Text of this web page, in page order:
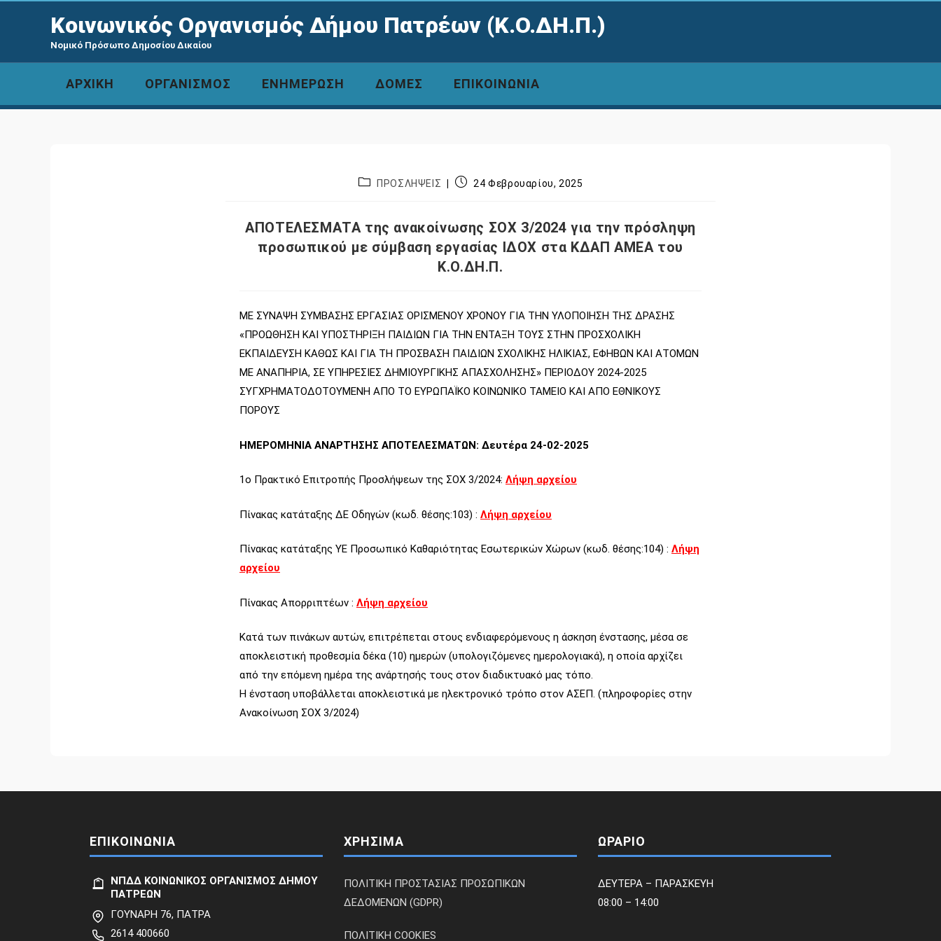
Κοινωνικός Οργανισμός Δήμου Πατρέων (Κ.Ο.ΔΗ.Π.)
Νομικό Πρόσωπο Δημοσίου Δικαίου
ΑΡΧΙΚΗ ΟΡΓΑΝΙΣΜΟΣ ΕΝΗΜΕΡΩΣΗ ΔΟΜΕΣ ΕΠΙΚΟΙΝΩΝΙΑ
ΠΡΟΣΛΗΨΕΙΣ 24 Φεβρουαρίου, 2025
ΑΠΟΤΕΛΕΣΜΑΤΑ της ανακοίνωσης ΣΟΧ 3/2024 για την πρόσληψη
προσωπικού με σύμβαση εργασίας ΙΔΟΧ στα ΚΔΑΠ ΑΜΕΑ του
Κ.Ο.ΔΗ.Π.
ΜΕ ΣΥΝΑΨΗ ΣΥΜΒΑΣΗΣ ΕΡΓΑΣΙΑΣ ΟΡΙΣΜΕΝΟΥ ΧΡΟΝΟΥ ΓΙΑ ΤΗΝ ΥΛΟΠΟΙΗΣΗ ΤΗΣ ΔΡΑΣΗΣ
«ΠΡΟΩΘΗΣΗ ΚΑΙ ΥΠΟΣΤΗΡΙΞΗ ΠΑΙΔΙΩΝ ΓΙΑ ΤΗΝ ΕΝΤΑΞΗ ΤΟΥΣ ΣΤΗΝ ΠΡΟΣΧΟΛΙΚΗ
ΕΚΠΑΙΔΕΥΣΗ ΚΑΘΩΣ ΚΑΙ ΓΙΑ ΤΗ ΠΡΟΣΒΑΣΗ ΠΑΙΔΙΩΝ ΣΧΟΛΙΚΗΣ ΗΛΙΚΙΑΣ, ΕΦΗΒΩΝ ΚΑΙ ΑΤΟΜΩΝ
ΜΕ ΑΝΑΠΗΡΙΑ, ΣΕ ΥΠΗΡΕΣΙΕΣ ΔΗΜΙΟΥΡΓΙΚΗΣ ΑΠΑΣΧΟΛΗΣΗΣ» ΠΕΡΙΟΔΟΥ 2024-2025
ΣΥΓΧΡΗΜΑΤΟΔΟΤΟΥΜΕΝΗ ΑΠΟ ΤΟ ΕΥΡΩΠΑΪΚΟ ΚΟΙΝΩΝΙΚΟ ΤΑΜΕΙΟ ΚΑΙ ΑΠΟ ΕΘΝΙΚΟΥΣ
ΠΟΡΟΥΣ
ΗΜΕΡΟΜΗΝΙΑ ΑΝΑΡΤΗΣΗΣ ΑΠΟΤΕΛΕΣΜΑΤΩΝ: Δευτέρα 24-02-2025
1ο Πρακτικό Επιτροπής Προσλήψεων της ΣΟΧ 3/2024: Λήψη αρχείου
Πίνακας κατάταξης ΔΕ Οδηγών (κωδ. θέσης:103) : Λήψη αρχείου
Πίνακας κατάταξης ΥΕ Προσωπικό Καθαριότητας Εσωτερικών Χώρων (κωδ. θέσης:104) : Λήψη
αρχείου
Πίνακας Απορριπτέων : Λήψη αρχείου
Κατά των πινάκων αυτών, επιτρέπεται στους ενδιαφερόμενους η άσκηση ένστασης, μέσα σε
αποκλειστική προθεσμία δέκα (10) ημερών (υπολογιζόμενες ημερολογιακά), η οποία αρχίζει
από την επόμενη ημέρα της ανάρτησής τους στον διαδικτυακό μας τόπο.
Η ένσταση υποβάλλεται αποκλειστικά με ηλεκτρονικό τρόπο στον ΑΣΕΠ. (πληροφορίες στην
Ανακοίνωση ΣΟΧ 3/2024)
ΕΠΙΚΟΙΝΩΝΙΑ
ΝΠΔΔ ΚΟΙΝΩΝΙΚΟΣ ΟΡΓΑΝΙΣΜΟΣ ΔΗΜΟΥ
ΠΑΤΡΕΩΝ
ΓΟΥΝΑΡΗ 76, ΠΑΤΡΑ
2614 400660
ΧΡΗΣΙΜΑ
ΠΟΛΙΤΙΚΗ ΠΡΟΣΤΑΣΙΑΣ ΠΡΟΣΩΠΙΚΩΝ
ΔΕΔΟΜΕΝΩΝ (GDPR)
ΠΟΛΙΤΙΚΗ COOKIES
ΩΡΑΡΙΟ
ΔΕΥΤΕΡΑ – ΠΑΡΑΣΚΕΥΗ
08:00 – 14:00